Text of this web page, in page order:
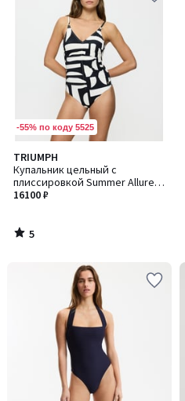
-55% по коду 5525
TRIUMPH
Купальник цельный с
плиссировкой Summer Allure /
Саммер Аллюр
16100 ₽
5
/
5
5
/